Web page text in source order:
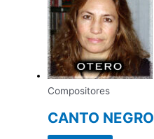
Compositores
CANTO NEGRO